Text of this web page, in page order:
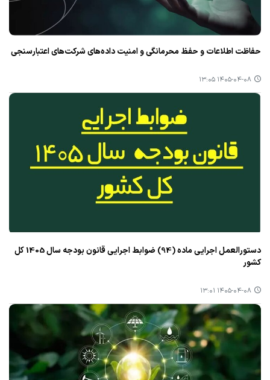
حفاظت اطلاعات و حفظ محرمانگی و امنیت داده‌های شرکت‌های اعتبارسنجی
۱۴۰۵-۰۴-۰۸ ۱۳:۰۵
دستورالعمل اجرایی ماده (94) ضوابط اجرایی قانون بودجه سال 1405 کل
کشور
۱۴۰۵-۰۴-۰۸ ۱۳:۰۱